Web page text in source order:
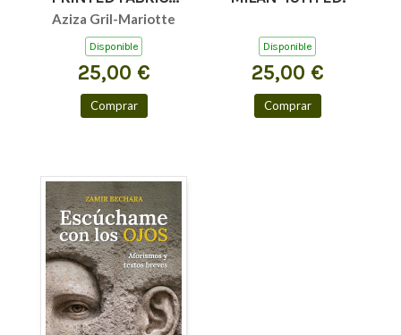
45TH ED.
Aziza Gril-Mariotte
Disponible
25,00 €
Comprar
Disponible
25,00 €
Comprar